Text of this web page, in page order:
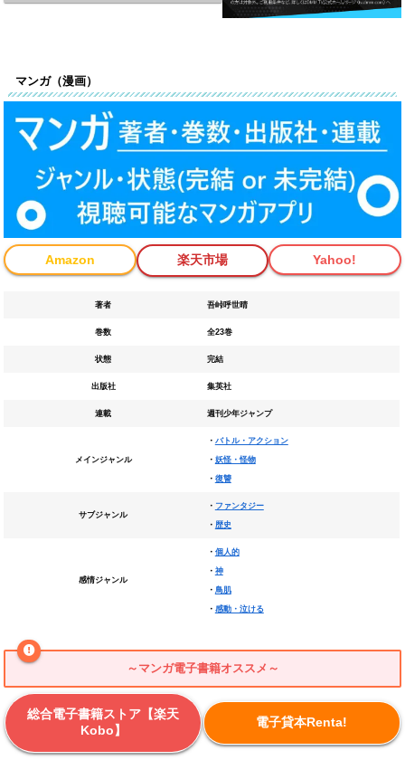
マンガ（漫画）
Amazon 楽天市場 Yahoo!
著者 吾峠呼世晴
巻数 全23巻
状態 完結
出版社 集英社
連載 週刊少年ジャンプ
メインジャンル
・ バトル・アクション
・ 妖怪・怪物
・ 復讐
サブジャンル
・ ファンタジー
・ 歴史
感情ジャンル
・ 個人的
・ 神
・ 鳥肌
・ 感動・泣ける
～マンガ電子書籍オススメ～
総合電子書籍ストア【楽天
Kobo】
電子貸本Renta!